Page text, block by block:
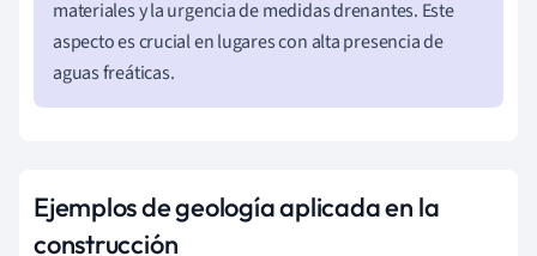
materiales y la urgencia de medidas drenantes. Este
aspecto es crucial en lugares con alta presencia de
aguas freáticas.
Ejemplos de geología aplicada en la
construcción